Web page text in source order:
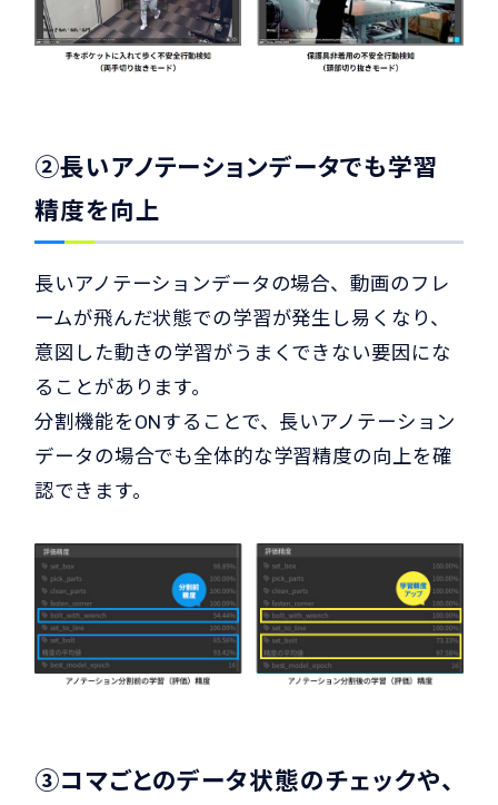
②長いアノテーションデータでも学習
精度を向上
長いアノテーションデータの場合、動画のフレ
ームが飛んだ状態での学習が発生し易くなり、
意図した動きの学習がうまくできない要因にな
ることがあります。
分割機能をONすることで、長いアノテーション
データの場合でも全体的な学習精度の向上を確
認できます。
③コマごとのデータ状態のチェックや、